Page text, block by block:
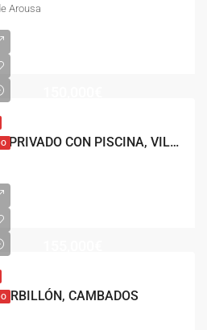
Arousa
PISO EN RESIDENCIAL PRIVADO CON PISCINA, VILAGARCÍA
CAMBADOS